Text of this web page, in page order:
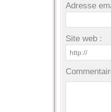
Adresse
Site web :